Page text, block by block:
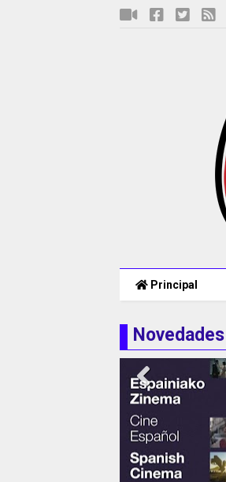
Principal
Novedades
Spiderman;